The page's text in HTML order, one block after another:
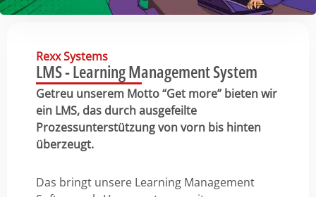
Rexx Systems
LMS - Learning Management System
Getreu unserem Motto “Get more” bieten wir
ein LMS, das durch ausgefeilte
Prozessunterstützung von vorn bis hinten
überzeugt.
Das bringt unsere Learning Management